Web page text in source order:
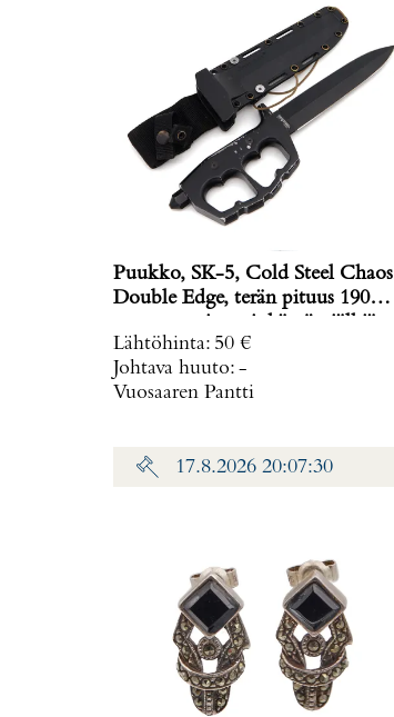
Puukko, SK-5, Cold Steel Chaos
Double Edge, terän pituus 190
Lähtöhinta: 50 €
Johtava huuto: -
Vuosaaren Pantti
17.8.2026 20:07:30